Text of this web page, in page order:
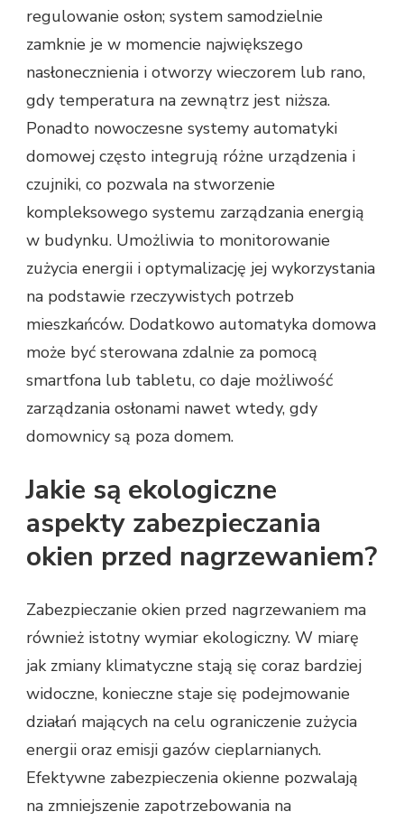
regulowanie osłon; system samodzielnie
zamknie je w momencie największego
nasłonecznienia i otworzy wieczorem lub rano,
gdy temperatura na zewnątrz jest niższa.
Ponadto nowoczesne systemy automatyki
domowej często integrują różne urządzenia i
czujniki, co pozwala na stworzenie
kompleksowego systemu zarządzania energią
w budynku. Umożliwia to monitorowanie
zużycia energii i optymalizację jej wykorzystania
na podstawie rzeczywistych potrzeb
mieszkańców. Dodatkowo automatyka domowa
może być sterowana zdalnie za pomocą
smartfona lub tabletu, co daje możliwość
zarządzania osłonami nawet wtedy, gdy
domownicy są poza domem.
Jakie są ekologiczne
aspekty zabezpieczania
okien przed nagrzewaniem?
Zabezpieczanie okien przed nagrzewaniem ma
również istotny wymiar ekologiczny. W miarę
jak zmiany klimatyczne stają się coraz bardziej
widoczne, konieczne staje się podejmowanie
działań mających na celu ograniczenie zużycia
energii oraz emisji gazów cieplarnianych.
Efektywne zabezpieczenia okienne pozwalają
na zmniejszenie zapotrzebowania na